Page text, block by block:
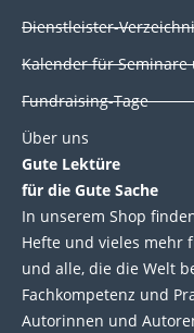
Dienstleister-
Kalender für Seminare
Fundraising-Tage
Über uns
Gute Lektüre
für die Gute Sache
In unserem Shop
Hefte und vieles mehr
und alle, die die Welt
Fachkompetenz und
Autorinnen und